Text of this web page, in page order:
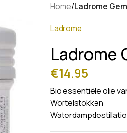
Home/Ladrome
Ladrome
Ladrome
€14.95
Bio essentiële olie
Wortelstokken
Waterdampdestillatie